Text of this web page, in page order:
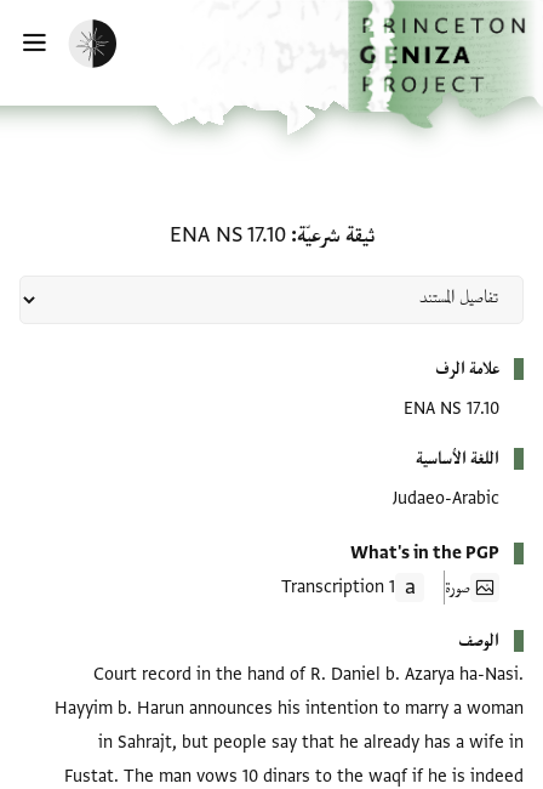
إلى المحتوى الرئيسي
الرئيسية
تفعيل الوضع المظلم
ثيقة شرعيّة ENA NS 17.10
علامة الرف
ENA NS 17.10
اللغة الأساسية
Judaeo-Arabic
What's in the PGP
صورة
1 Transcription
الوصف
Court record in the hand of R. Daniel b. Azarya ha-Nasi.
Hayyim b. Harun announces his intention to marry a woman
in Sahrajt, but people say that he already has a wife in
Fustat. The man vows 10 dinars to the waqf if he is indeed